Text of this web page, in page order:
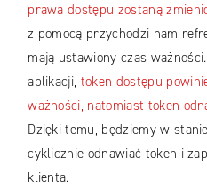
prawa dostępu zostaną
z pomocą przychodzi nam
mają ustawiony czas
aplikacji, token dostępu
ważności, natomiast token
Dzięki temu, będziemy w stanie
cyklicznie odnawiać token i
klienta.